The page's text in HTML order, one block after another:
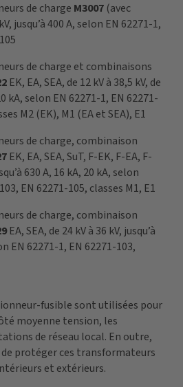
de charge M3007 (avec
jusqu’à 400 A, selon EN 62271-1,
de charge et combinaisons
EK, EA, SEA, de 12 kV à 38,5 kV, de
kA, selon EN 62271-1, EN 62271-
M2 (EK), M1 (EA et SEA), E1
de charge, combinaison
EK, EA, SEA, SuT, F-EK, F-EA, F-
630 A, 16 kA, 20 kA, selon
EN 62271-105, classes M1, E1
de charge, combinaison
EA, SEA, de 24 kV à 36 kV, jusqu’à
EN 62271-1, EN 62271-103,
fusible sont utilisées pour
moyenne tension, les
de réseau local. En outre,
protéger ces transformateurs
et extérieurs.